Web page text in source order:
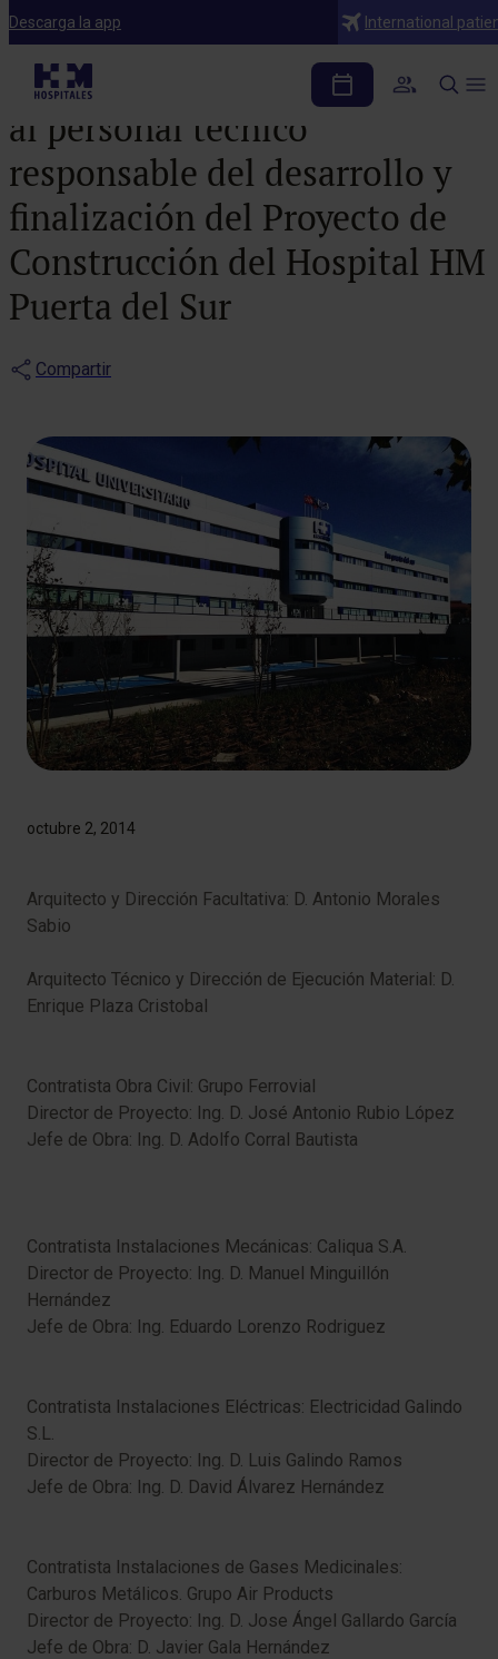
Descarga la app International
Noticias
Nota de agradecimiento
al personal técnico
responsable del desarrollo y
finalización del Proyecto de
Construcción del Hospital HM
Puerta del Sur
Compartir
octubre 2, 2014
​Arquitecto y Dirección Facultativa: D. Antonio Morales
Sabio
Arquitecto Técnico y Dirección de Ejecución Material: D.
Enrique Plaza Cristobal
Contratista Obra Civil: Grupo Ferrovial
Director de Proyecto: Ing. D. José Antonio Rubio López
Jefe de Obra: Ing. D. Adolfo Corral Bautista
Contratista Instalaciones Mecánicas: Caliqua S.A.
Director de Proyecto: Ing. D. Manuel Minguillón
Hernández
Jefe de Obra: Ing. Eduardo Lorenzo Rodriguez
Contratista Instalaciones Eléctricas: Electricidad Galindo
S.L.
Director de Proyecto: Ing. D. Luis Galindo Ramos
Jefe de Obra: Ing. D. David Álvarez Hernández
Contratista Instalaciones de Gases Medicinales:
Carburos Metálicos. Grupo Air Products
Director de Proyecto: Ing. D. Jose Ángel Gallardo García
Jefe de Obra: D. Javier Gala Hernández